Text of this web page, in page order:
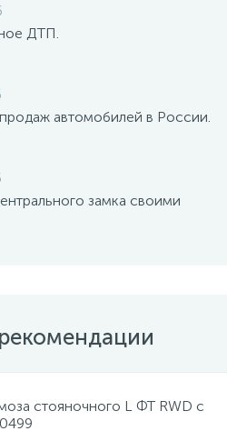
ДТП.
автомобилей в России.
замка своими
стояночного L ФТ RWD с